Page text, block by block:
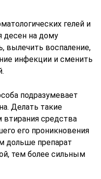
гелей и
десен на дому
вылечить воспаление,
инфекции и сменить
подразумевает
Делать такие
втирания средства
его проникновения
дольше препарат
тем более сильным